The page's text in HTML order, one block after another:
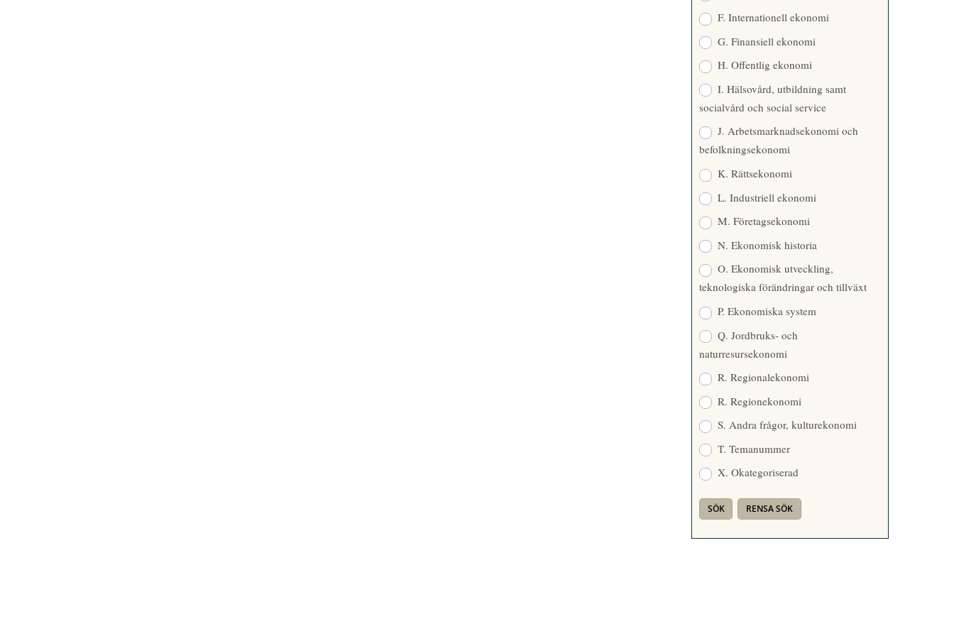
F. Internationell ekonomi
G. Finansiell ekonomi
H. Offentlig ekonomi
I. Hälsovård, utbildning samt
socialvård och social service
J. Arbetsmarknadsekonomi och
befolkningsekonomi
K. Rättsekonomi
L. Industriell ekonomi
M. Företagsekonomi
N. Ekonomisk historia
O. Ekonomisk utveckling,
teknologiska förändringar och tillväxt
P. Ekonomiska system
Q. Jordbruks- och
naturresursekonomi
R. Regionalekonomi
R. Regionekonomi
S. Andra frågor, kulturekonomi
T. Temanummer
X. Okategoriserad